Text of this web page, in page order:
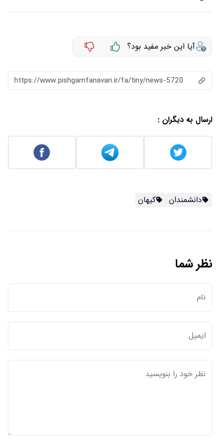
آیا این خبر مفید بود؟
https://www.pishgamfanavari.ir/fa/tiny/news-5720
ارسال به دیگران :
دانشمندان کیهان
نظر شما